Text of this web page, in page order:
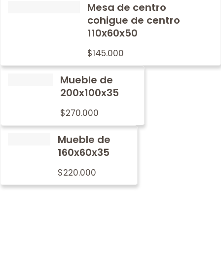
Mesa de centro
cohigue de centro
110x60x50
$145.000
Mueble de
200x100x35
$270.000
Mueble de
160x60x35
$220.000